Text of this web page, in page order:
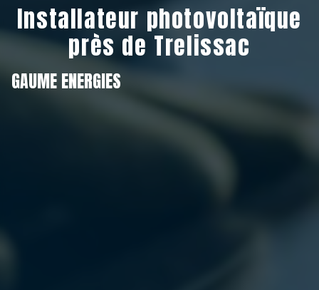
Installateur photovoltaïque
près de Trelissac
GAUME ENERGIES